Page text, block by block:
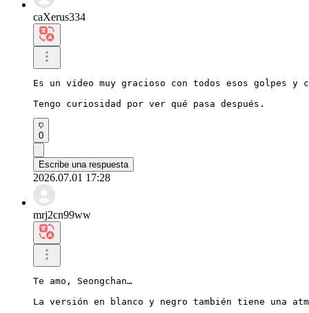
caXerus334
Es un vídeo muy gracioso con todos esos golpes y
Tengo curiosidad por ver qué pasa después.
0
Escribe una respuesta
2026.07.01 17:28
mrj2cn99ww
Te amo, Seongchan…
La versión en blanco y negro también tiene una